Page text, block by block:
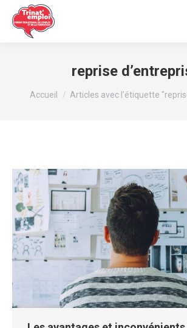
reprise
Vous êtes ici :
Accueil Articles avec l’étiquette